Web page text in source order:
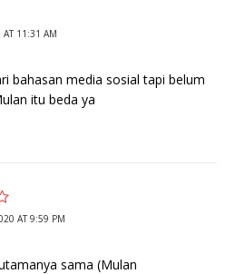
AT 11:31 AM
bahasan media sosial tapi belum
itu beda ya
AT 9:59 PM
sama (Mulan